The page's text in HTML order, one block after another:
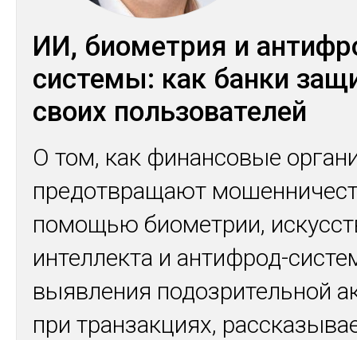
ИИ, биометрия и
системы: как банки
своих пользователей
О том, как финансовые
предотвращают
помощью биометрии,
интеллекта и антифрод-
выявления подозрительной
при транзакциях,